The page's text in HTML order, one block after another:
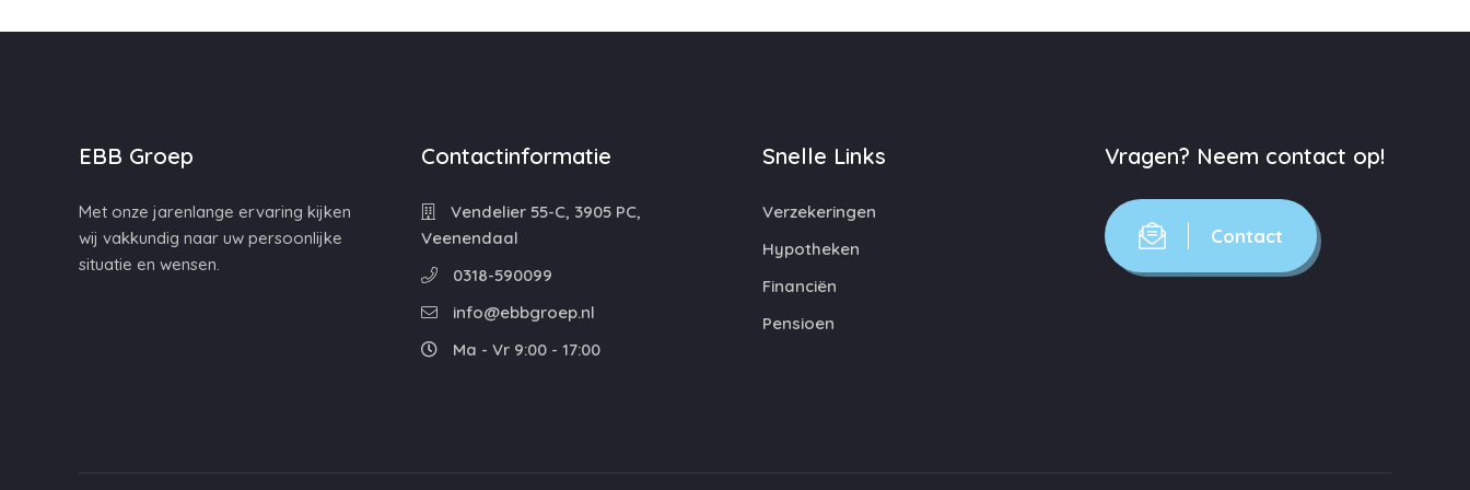
EBB Groep
Met onze jarenlange ervaring kijken
wij vakkundig naar uw persoonlijke
situatie en wensen.
Contactinformatie
Vendelier 55-C, 3905 PC,
Veenendaal
0318-590099
info@ebbgroep.nl
Ma - Vr 9:00 - 17:00
Snelle Links
Verzekeringen
Hypotheken
Financiën
Pensioen
Vragen? Neem contact op!
Contact